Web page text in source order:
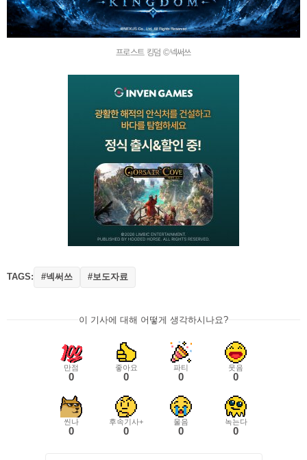
프로스트 킹덤 ©넥써쓰
TAGS: #넥써쓰 #보도자료
이 기사에 대해 어떻게 생각하시나요?
만점
0
좋아요
0
파티
0
웃음
0
씬나
0
후속기사+
0
울음
0
녹는다
0